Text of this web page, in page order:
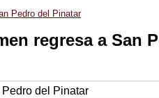
Pedro del Pinatar
regresa a San
del Pinatar